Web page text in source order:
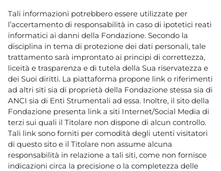
Tali informazioni potrebbero essere utilizzate per
l’accertamento di responsabilità in caso di ipotetici reati
informatici ai danni della Fondazione. Secondo la
disciplina in tema di protezione dei dati personali, tale
trattamento sarà improntato ai principi di correttezza,
liceità e trasparenza e di tutela della Sua riservatezza e
dei Suoi diritti. La piattaforma propone link o riferimenti
ad altri siti sia di proprietà della Fondazione stessa sia di
ANCI sia di Enti Strumentali ad essa. Inoltre, il sito della
Fondazione presenta link a siti Internet/Social Media di
terzi sui quali il Titolare non dispone di alcun controllo.
Tali link sono forniti per comodità degli utenti visitatori
di questo sito e il Titolare non assume alcuna
responsabilità in relazione a tali siti, come non fornisce
indicazioni circa la precisione o la completezza delle